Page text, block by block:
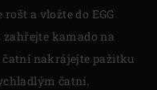
a vložte do EGG
zahřejte kamado na
čatní nakrájejte pažitku
čatní.